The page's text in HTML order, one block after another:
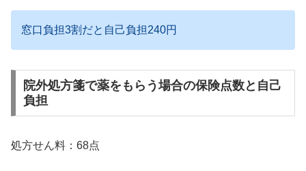
窓口負担3割だと自己負担240円
院外処方箋で薬をもらう場合の保険点数と自己
負担
処方せん料：68点